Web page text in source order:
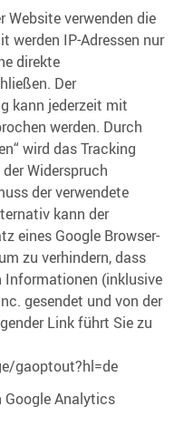
Website verwenden die
werden IP-Adressen nur
direkte
Der
kann jederzeit mit
werden. Durch
wird das Tracking
Widerspruch
der verwendete
kann der
eines Google Browser-
zu verhindern, dass
Informationen (inklusive
gesendet und von der
Link führt Sie zu
gaoptout?hl=de
Google Analytics